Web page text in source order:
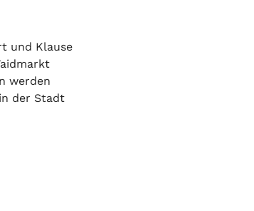
und Klause
werden
der Stadt